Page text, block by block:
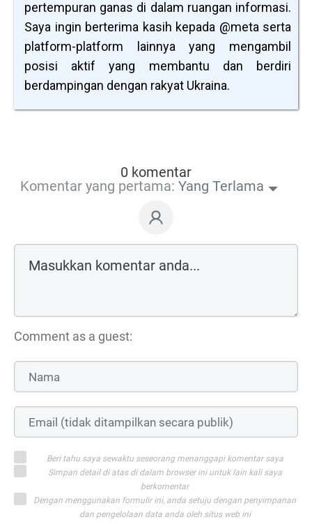
pertempuran ganas di dalam ruangan informasi.
Saya ingin berterima kasih kepada @meta serta
platform-platform lainnya yang mengambil
posisi aktif yang membantu dan berdiri
berdampingan dengan rakyat Ukraina.
0 komentar
Komentar yang pertama: Yang Terlama
Comment as a guest:
Beri tahu saya sewaktu seseorang menanggapi komentar saya
Simpan detail di atas di dalam browser ini untuk lain kali saya
berkomentar
Dengan menggunakan formulir ini, anda setuju dengan penyimpanan
dan pengelolaan data anda oleh situs web ini